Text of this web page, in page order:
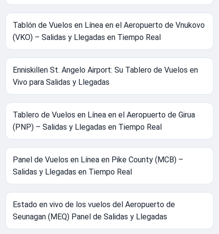
Tablón de Vuelos en Línea en el Aeropuerto de Vnukovo
(VKO) – Salidas y Llegadas en Tiempo Real
Enniskillen St. Angelo Airport: Su Tablero de Vuelos en
Vivo para Salidas y Llegadas
Tablero de Vuelos en Línea en el Aeropuerto de Girua
(PNP) – Salidas y Llegadas en Tiempo Real
Panel de Vuelos en Línea en Pike County (MCB) –
Salidas y Llegadas en Tiempo Real
Estado en vivo de los vuelos del Aeropuerto de
Seunagan (MEQ) Panel de Salidas y Llegadas